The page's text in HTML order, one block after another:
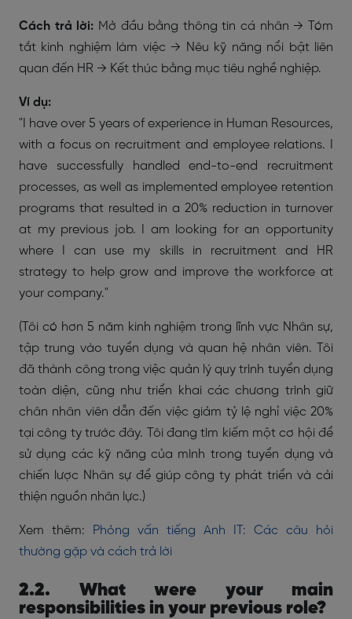
Cách trả lời: Mở đầu bằng thông tin cá nhân → Tóm
tắt kinh nghiệm làm việc → Nêu kỹ năng nổi bật liên
quan đến HR → Kết thúc bằng mục tiêu nghề nghiệp.
Ví dụ:
"I have over 5 years of experience in Human Resources,
with a focus on recruitment and employee relations. I
have successfully handled end-to-end recruitment
processes, as well as implemented employee retention
programs that resulted in a 20% reduction in turnover
at my previous job. I am looking for an opportunity
where I can use my skills in recruitment and HR
strategy to help grow and improve the workforce at
your company."
(Tôi có hơn 5 năm kinh nghiệm trong lĩnh vực Nhân sự,
tập trung vào tuyển dụng và quan hệ nhân viên. Tôi
đã thành công trong việc quản lý quy trình tuyển dụng
toàn diện, cũng như triển khai các chương trình giữ
chân nhân viên dẫn đến việc giảm tỷ lệ nghỉ việc 20%
tại công ty trước đây. Tôi đang tìm kiếm một cơ hội để
sử dụng các kỹ năng của mình trong tuyển dụng và
chiến lược Nhân sự để giúp công ty phát triển và cải
thiện nguồn nhân lực.)
Xem thêm:
Phỏng vấn tiếng Anh IT: Các câu hỏi
thường gặp và cách trả lời
2.2. What were your main
responsibilities in your previous role?